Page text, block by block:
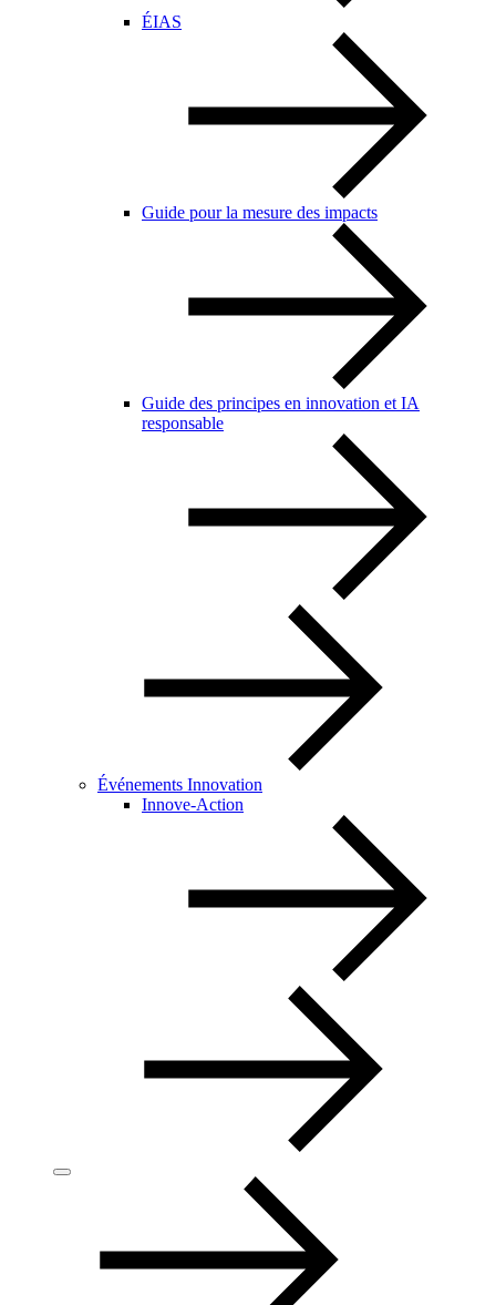
ÉIAS
Guide pour la mesure des impacts
Guide des principes en innovation et IA
responsable
Événements Innovation
Innove-Action